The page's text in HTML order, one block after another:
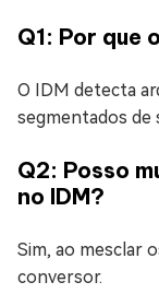
Q1: Por que
O IDM detecta
segmentados de
Q2: Posso
no IDM?
Sim, ao mesclar
conversor.